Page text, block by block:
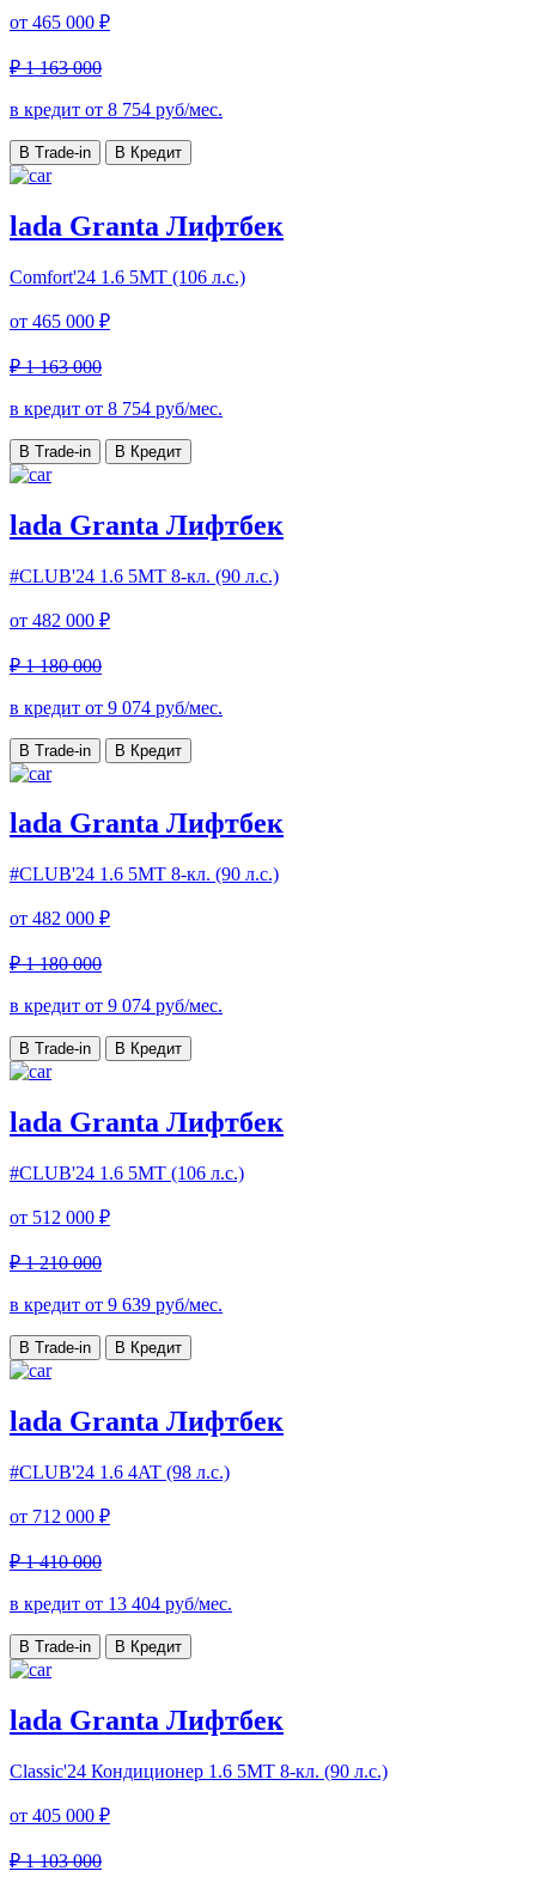
от 465 000 ₽
₽ 1 163 000
в кредит от 8 754 руб/мес.
В Trade-in В Кредит
lada Granta Лифтбек
Comfort'24 1.6 5МТ (106 л.с.)
от 465 000 ₽
₽ 1 163 000
в кредит от 8 754 руб/мес.
В Trade-in В Кредит
lada Granta Лифтбек
#CLUB'24 1.6 5МТ 8-кл. (90 л.с.)
от 482 000 ₽
₽ 1 180 000
в кредит от 9 074 руб/мес.
В Trade-in В Кредит
lada Granta Лифтбек
#CLUB'24 1.6 5МТ 8-кл. (90 л.с.)
от 482 000 ₽
₽ 1 180 000
в кредит от 9 074 руб/мес.
В Trade-in В Кредит
lada Granta Лифтбек
#CLUB'24 1.6 5МТ (106 л.с.)
от 512 000 ₽
₽ 1 210 000
в кредит от 9 639 руб/мес.
В Trade-in В Кредит
lada Granta Лифтбек
#CLUB'24 1.6 4AT (98 л.с.)
от 712 000 ₽
₽ 1 410 000
в кредит от 13 404 руб/мес.
В Trade-in В Кредит
lada Granta Лифтбек
Classic'24 Кондиционер 1.6 5МТ 8-кл. (90 л.с.)
от 405 000 ₽
₽ 1 103 000